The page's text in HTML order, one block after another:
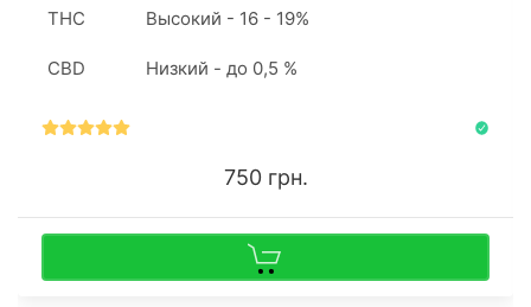
THC Высокий - 16 - 19%
CBD Низкий - до 0,5 %
750 грн.